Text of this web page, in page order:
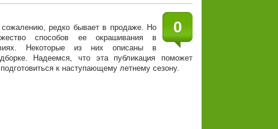
0
сожалению, редко бывает в продаже. Но
способов ее окрашивания в
Некоторые из них описаны в
Надеемся, что эта публикация поможет
к наступающему летнему сезону.